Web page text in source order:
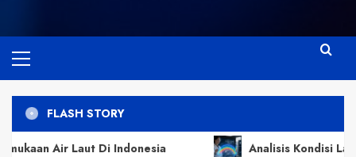
Menu
FLASH STORY
Di Indonesia Analisis Kondisi Lapisan Ozon